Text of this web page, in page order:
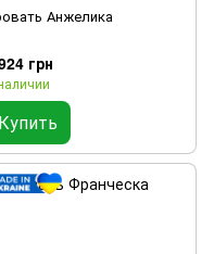
Анжелика
грн
Купить